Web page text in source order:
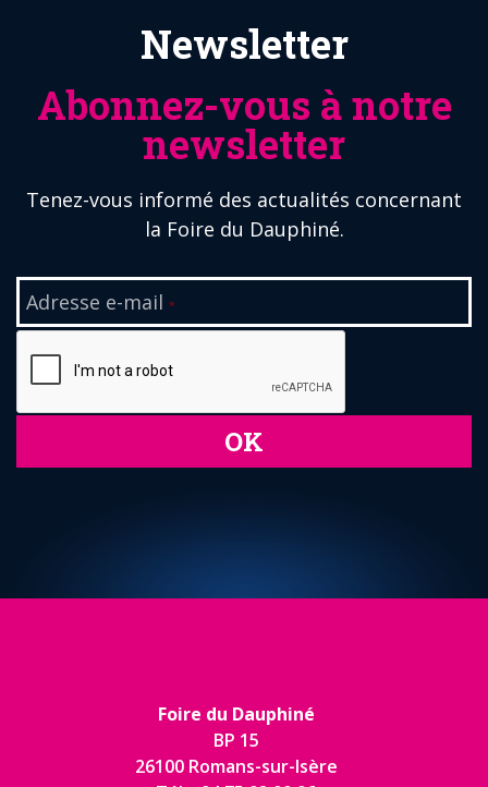
Newsletter
Abonnez-vous à notre
newsletter
Tenez-vous informé des actualités concernant
la Foire du Dauphiné.
Adresse e-mail *
OK
Foire du Dauphiné
BP 15
26100 Romans-sur-Isère